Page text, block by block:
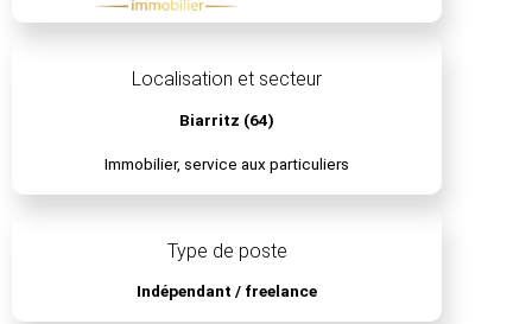
Localisation et secteur
Biarritz (64)
Immobilier, service aux particuliers
Type de poste
Indépendant / freelance